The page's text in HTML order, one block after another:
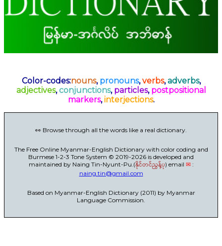
Color-codes:nouns, pronouns,verbs,adverbs,
adjectives,conjunctions, particles, postpositional
markers,interjections.
👀 Browse through all the words like a real dictionary.
The Free Online Myanmar-English Dictionary with color coding and
Burmese 1-2-3 Tone System © 2019-2026 is developed and
maintained by Naing Tin-Nyunt-Pu.(နိုင်တင်ညွန့်ပု) email ✉:
naing.tin@gmail.com
Based on Myanmar-English Dictionary (2011) by Myanmar
Language Commission.